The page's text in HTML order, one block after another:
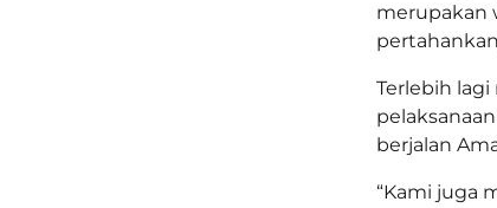
merupakan
Terlebih
berjalan
“Kami juga